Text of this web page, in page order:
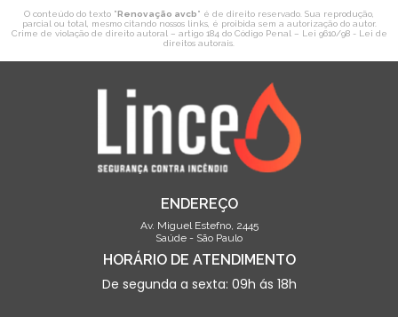
O conteúdo do texto "Renovação avcb" é de direito reservado. Sua reprodução,
parcial ou total, mesmo citando nossos links, é proibida sem a autorização do autor.
Crime de violação de direito autoral – artigo 184 do Código Penal – Lei 9610/98 - Lei de
direitos autorais
ENDEREÇO
Av. Miguel Estefno, 2445
Saúde - São Paulo
HORÁRIO DE ATENDIMENTO
De segunda a sexta: 09h ás 18h